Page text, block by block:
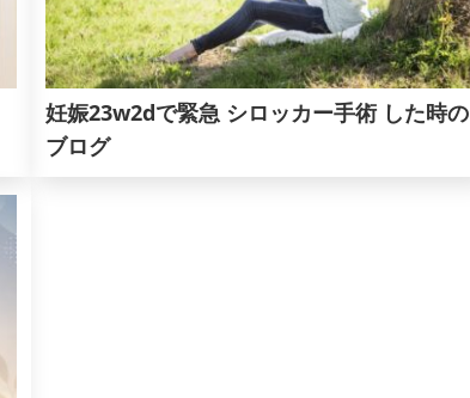
妊娠23w2dで緊急 シロッカー手術 した時の
ブログ